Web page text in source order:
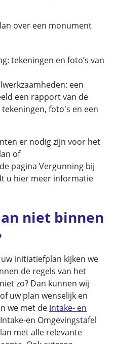
over een monument
tekeningen en foto’s van
een
een rapport van de
foto's en een
er nodig zijn voor het
of
pagina Vergunning bij
u hier meer informatie
niet binnen
initiatiefplan kijken we
de regels van het
zo? Dan kunnen wij
uw plan wenselijk en
we met de Intake- en
en Omgevingstafel
met alle relevante